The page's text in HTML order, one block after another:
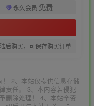
永久会员 免费
后购买，可保存购买订单
2、本站仅提供信息存储
责任。 3、本内容若侵犯
删除处理！ 4、本站全资